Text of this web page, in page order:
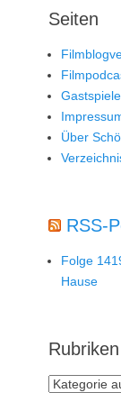
Seiten
Gastspiele
Über
RSS-
Folge
Hause
Rubriken
Rubriken